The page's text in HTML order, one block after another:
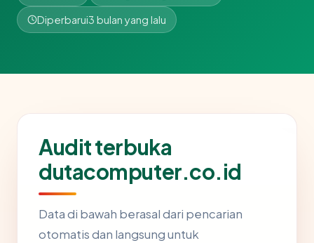
Diperbarui3 bulan yang lalu
Audit terbuka
dutacomputer.co.id
Data di bawah berasal dari pencarian
otomatis dan langsung untuk